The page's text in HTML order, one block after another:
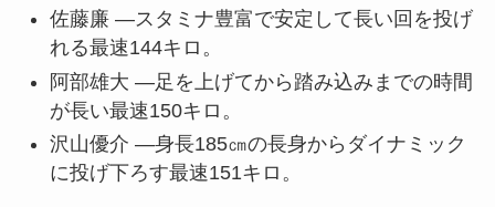
佐藤廉 —スタミナ豊富で安定して長い回を投げ
れる最速144キロ。
阿部雄大 —足を上げてから踏み込みまでの時間
が長い最速150キロ。
沢山優介 —身長185㎝の長身からダイナミック
に投げ下ろす最速151キロ。